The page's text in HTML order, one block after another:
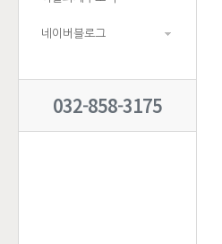
네이버블로그
032-858-3175